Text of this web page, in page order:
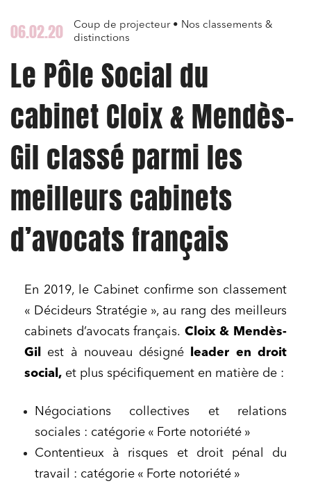
06.02.20
Coup de projecteur • Nos classements &
distinctions
Le Pôle Social du
cabinet Cloix & Mendès-
Gil classé parmi les
meilleurs cabinets
d’avocats français
En 2019, le Cabinet confirme son classement
« Décideurs Stratégie », au rang des meilleurs
cabinets d’avocats français. Cloix & Mendès-
Gil
est à nouveau désigné leader en droit
social, et plus spécifiquement en matière de :
Négociations collectives et relations
sociales : catégorie « Forte notoriété »
Contentieux à risques et droit pénal du
travail : catégorie « Forte notoriété »